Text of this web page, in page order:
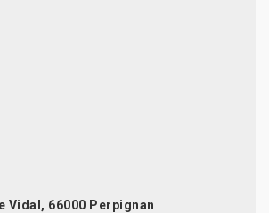
Vidal, 66000 Perpignan